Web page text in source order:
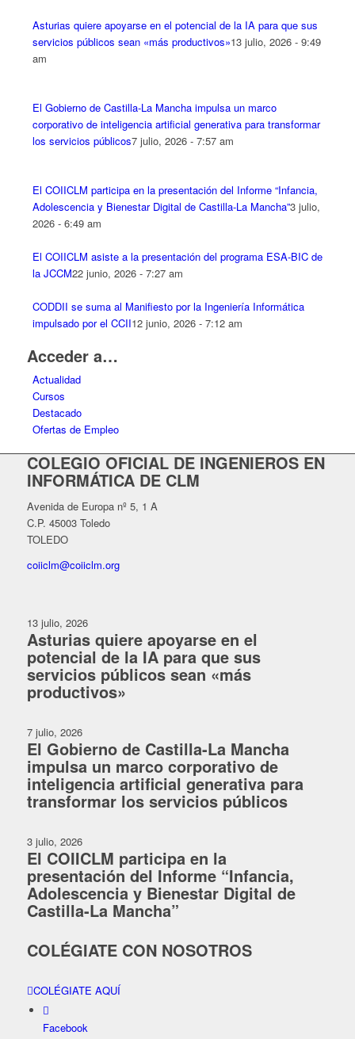
Asturias quiere apoyarse en el potencial de la IA para que sus
servicios públicos sean «más productivos»13 julio, 2026 - 9:49
am
El Gobierno de Castilla-La Mancha impulsa un marco
corporativo de inteligencia artificial generativa para transformar
los servicios públicos7 julio, 2026 - 7:57 am
El COIICLM participa en la presentación del Informe “Infancia,
Adolescencia y Bienestar Digital de Castilla-La Mancha”3 julio,
2026 - 6:49 am
El COIICLM asiste a la presentación del programa ESA-BIC de
la JCCM22 junio, 2026 - 7:27 am
CODDII se suma al Manifiesto por la Ingeniería Informática
impulsado por el CCII12 junio, 2026 - 7:12 am
Acceder a…
Actualidad
Cursos
Destacado
Ofertas de Empleo
COLEGIO OFICIAL DE INGENIEROS EN
INFORMÁTICA DE CLM
Avenida de Europa nº 5, 1 A
C.P. 45003 Toledo
TOLEDO
coiiclm@coiiclm.org
13 julio, 2026
Asturias quiere apoyarse en el
potencial de la IA para que sus
servicios públicos sean «más
productivos»
7 julio, 2026
El Gobierno de Castilla-La Mancha
impulsa un marco corporativo de
inteligencia artificial generativa para
transformar los servicios públicos
3 julio, 2026
El COIICLM participa en la
presentación del Informe “Infancia,
Adolescencia y Bienestar Digital de
Castilla-La Mancha”
COLÉGIATE CON NOSOTROS
COLÉGIATE AQUÍ
Facebook